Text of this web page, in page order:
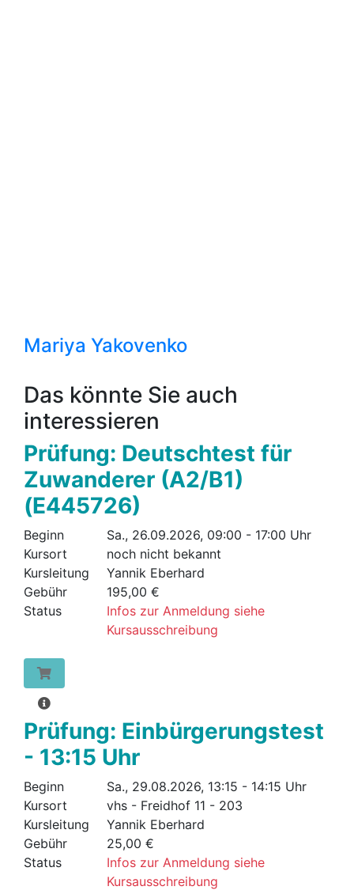
Mariya Yakovenko
Das könnte Sie auch
interessieren
Prüfung: Deutschtest für
Zuwanderer (A2/B1)
(E445726)
Beginn
Sa., 26.09.2026, 09:00 - 17:00 Uhr
Kursort
noch nicht bekannt
Kursleitung
Yannik Eberhard
Gebühr
195,00 €
Status
Infos zur Anmeldung siehe
Kursausschreibung
Prüfung: Einbürgerungstest
- 13:15 Uhr
Beginn
Sa., 29.08.2026, 13:15 - 14:15 Uhr
Kursort
vhs - Freidhof 11 - 203
Kursleitung
Yannik Eberhard
Gebühr
25,00 €
Status
Infos zur Anmeldung siehe
Kursausschreibung